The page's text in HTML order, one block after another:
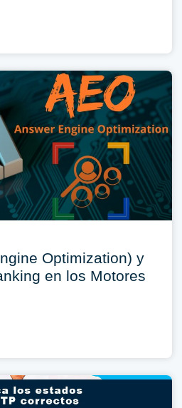
Optimization) y
en los Motores